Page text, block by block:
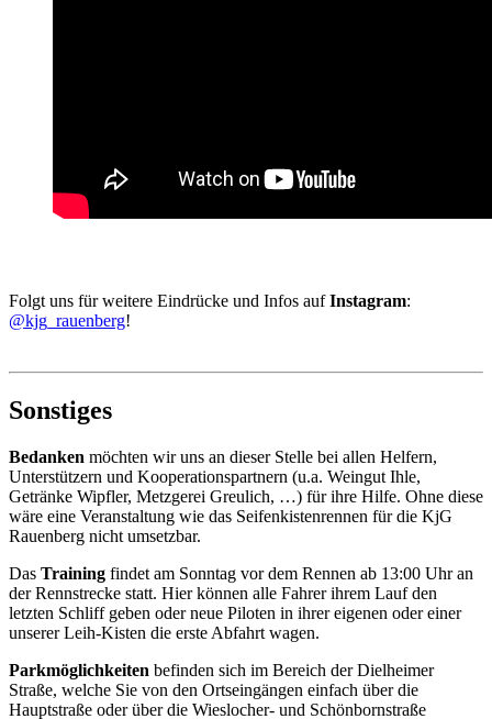
Folgt uns für weitere Eindrücke und Infos aufInstagram:
@kjg_rauenberg!
Sonstiges
Bedanken möchten wir uns an dieser Stelle bei allen Helfern,
Unterstützern und Kooperationspartnern (u.a. Weingut Ihle,
Getränke Wipfler, Metzgerei Greulich, …) für ihre Hilfe. Ohne diese
wäre eine Veranstaltung wie das Seifenkistenrennen für die KjG
Rauenberg nicht umsetzbar.
Das Training findet am Sonntag vor dem Rennen ab 13:00 Uhr an
der Rennstrecke statt. Hier können alle Fahrer ihrem Lauf den
letzten Schliff geben oder neue Piloten in ihrer eigenen oder einer
unserer Leih-Kisten die erste Abfahrt wagen.
Parkmöglichkeiten befinden sich im Bereich der Dielheimer
Straße, welche Sie von den Ortseingängen einfach über die
Hauptstraße oder über die Wieslocher- und Schönbornstraße